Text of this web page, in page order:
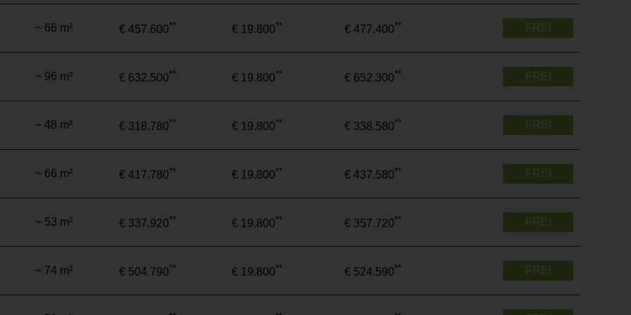
~ 66 m² € 457.600** € 19.800** € 477.400** FREI
~ 96 m² € 632.500** € 19.800** € 652.300** FREI
~ 48 m² € 318.780** € 19.800** € 338.580** FREI
~ 66 m² € 417.780** € 19.800** € 437.580** FREI
~ 53 m² € 337.920** € 19.800** € 357.720** FREI
~ 74 m² € 504.790** € 19.800** € 524.590** FREI